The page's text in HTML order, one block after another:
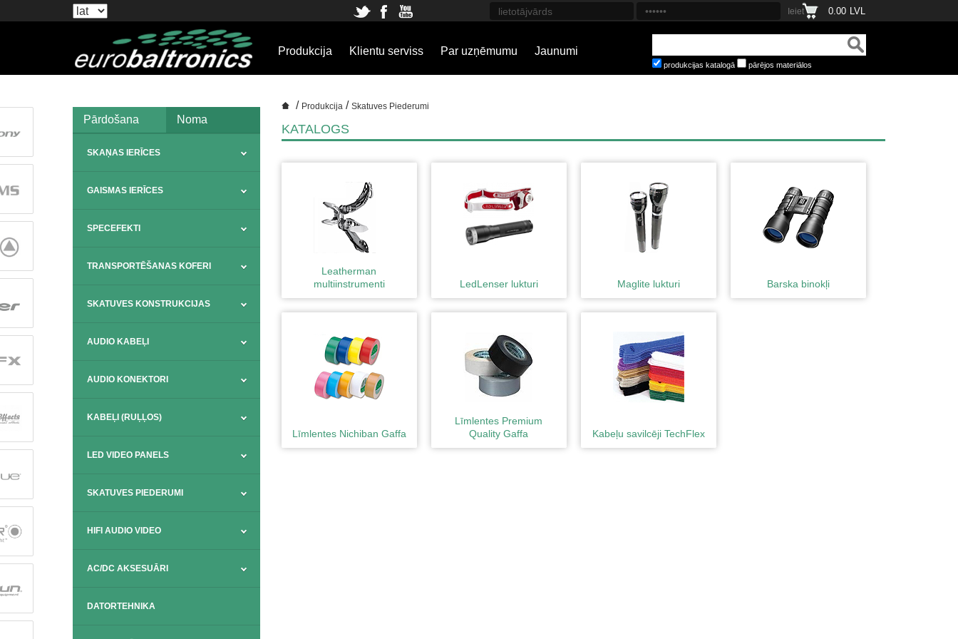
0.00 LVL
Produkcija Klientu serviss Par uzņēmumu Jaunumi
produkcijas katalogā pārējos materiālos
Pārdošana Noma
SKAŅAS IERĪCES
GAISMAS IERĪCES
SPECEFEKTI
TRANSPORTĒŠANAS KOFERI
SKATUVES KONSTRUKCIJAS
AUDIO KABEĻI
AUDIO KONEKTORI
KABEĻI (RUĻĻOS)
LED VIDEO PANELS
SKATUVES PIEDERUMI
HIFI AUDIO VIDEO
AC/DC AKSESUĀRI
DATORTEHNIKA
/ Produkcija / Skatuves Piederumi
KATALOGS
Leatherman
multiinstrumenti
LedLenser lukturi Maglite lukturi Barska binokļi
Līmlentes Nichiban Gaffa
Līmlentes Premium
Quality Gaffa
Kabeļu savilcēji TechFlex